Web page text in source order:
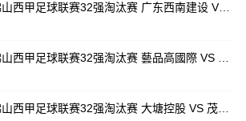
08月04日 佛山西甲足球联赛32强淘汰赛 广东西南建设 VS 香港圣徒 全场录像